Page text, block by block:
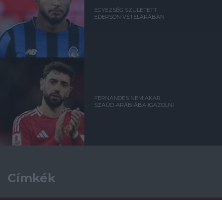
EGYEZSÉG SZÜLETETT
EDERSON VÉTELÁRÁBAN
FERNANDES NEM AKAR
SZAÚD-ARÁBIÁBA IGAZOLNI
Címkék